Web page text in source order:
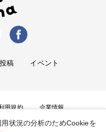
稿 イベント
用規約 企業情報
せ状況の分析のためCookieを